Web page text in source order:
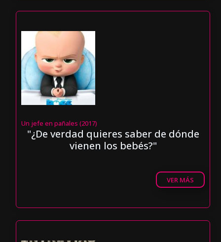
Un jefe en pañales (2017)
"¿De verdad quieres saber de dónde
vienen los bebés?"
VER MÁS